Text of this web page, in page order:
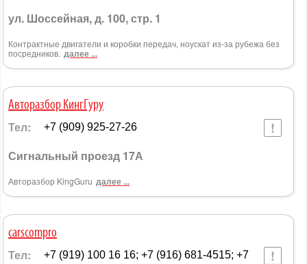
ул. Шоссейная, д. 100, стр. 1
Контрактные двигатели и коробки передач, ноускат из-за рубежа без
посредников. далее ...
Авторазбор КингГуру
Тел: +7 (909) 925-27-26
Сигнальный проезд 17А
Авторазбор KingGuru далее ...
carscompro
Тел:
+7 (919) 100 16 16; +7 (916) 681-4515; +7